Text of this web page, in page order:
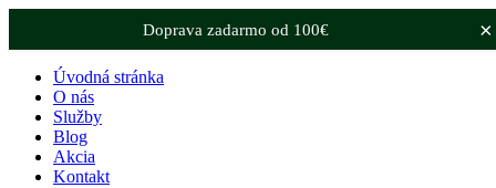
×
Doprava zadarmo od 100€
Úvodná stránka
O nás
Služby
Blog
Akcia
Kontakt